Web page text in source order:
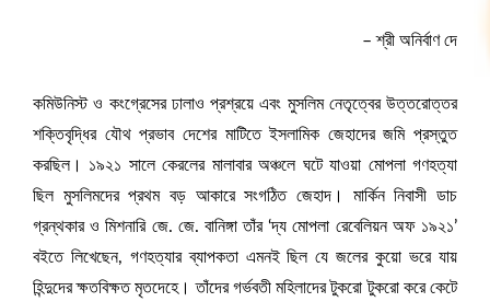
– শ্রী অনির্বাণ দে
কমিউনিস্ট ও কংগ্রেসের ঢালাও প্রশ্রয়ে এবং মুসলিম নেতৃত্বের উত্তরোত্তর
শক্তিবৃদ্ধির যৌথ প্রভাব দেশের মাটিতে ইসলামিক জেহাদের জমি প্রস্তুত
করছিল। ১৯২১ সালে কেরলের মালাবার অঞ্চলে ঘটে যাওয়া মোপলা গণহত্যা
ছিল মুসলিমদের প্রথম বড় আকারে সংগঠিত জেহাদ। মার্কিন নিবাসী ডাচ
গ্রন্থকার ও মিশনারি জে. জে. বানিঙ্গা তাঁর ‘দ্য মোপলা রেবেলিয়ন অফ ১৯২১’
বইতে লিখেছেন, গণহত্যার ব্যাপকতা এমনই ছিল যে জলের কুয়ো ভরে যায়
হিন্দুদের ক্ষতবিক্ষত মৃতদেহে। তাঁদের গর্ভবতী মহিলাদের টুকরো টুকরো করে কেটে